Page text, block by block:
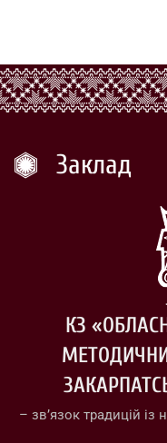
Заклад
КЗ
– зв’язок традицій із